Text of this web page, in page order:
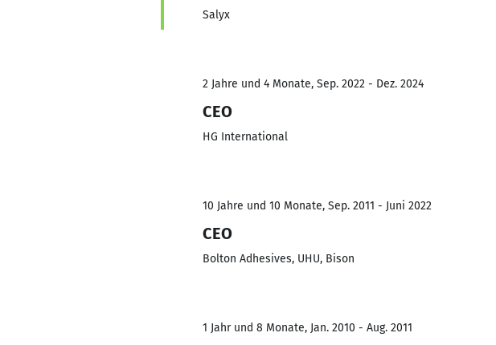
Salyx
2 Jahre und 4 Monate, Sep. 2022 - Dez. 2024
CEO
HG International
10 Jahre und 10 Monate, Sep. 2011 - Juni 2022
CEO
Bolton Adhesives, UHU, Bison
1 Jahr und 8 Monate, Jan. 2010 - Aug. 2011